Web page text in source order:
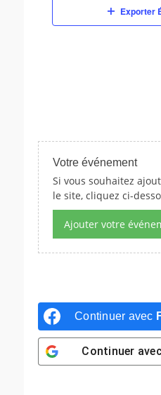
e
Exporter
Votre événement
Si vous souhaitez
le site, cliquez ci-
Ajouter votre
Continuer avec
Continuer avec